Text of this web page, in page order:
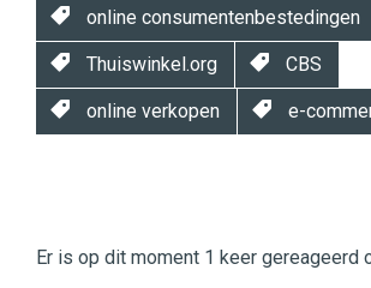
online consumentenbestedingen
Thuiswinkel.org CBS
online verkopen e-
|
Digital
Er is op dit moment 1 keer gereageerd